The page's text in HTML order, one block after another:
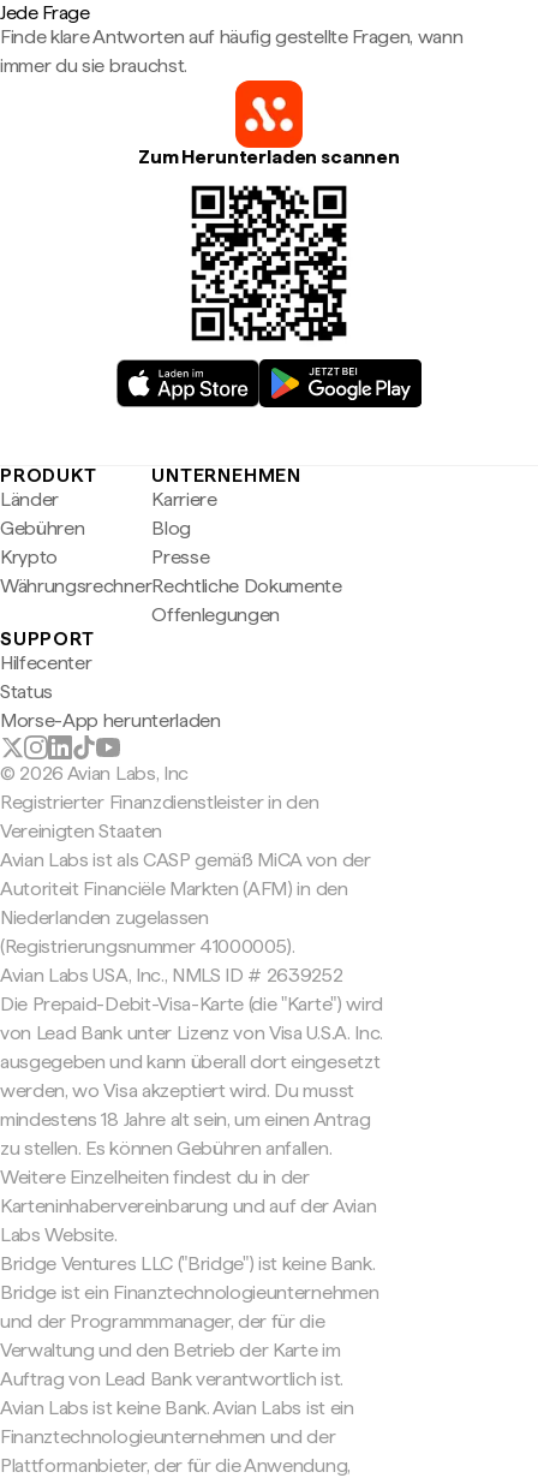
Jede Frage
Finde klare Antworten auf häufig gestellte Fragen, wann
immer du sie brauchst.
Zum Herunterladen scannen
PRODUKT
Länder
Gebühren
Krypto
Währungsrechner
UNTERNEHMEN
Karriere
Blog
Presse
Rechtliche Dokumente
Offenlegungen
SUPPORT
Hilfecenter
Status
Morse-App herunterladen
© 2026 Avian Labs, Inc
Registrierter Finanzdienstleister in den
Vereinigten Staaten
Avian Labs ist als CASP gemäß MiCA von der
Autoriteit Financiële Markten (AFM) in den
Niederlanden zugelassen
(Registrierungsnummer 41000005).
Avian Labs USA, Inc., NMLS ID # 2639252
Die Prepaid-Debit-Visa-Karte (die "Karte") wird
von Lead Bank unter Lizenz von Visa U.S.A. Inc.
ausgegeben und kann überall dort eingesetzt
werden, wo Visa akzeptiert wird. Du musst
mindestens 18 Jahre alt sein, um einen Antrag
zu stellen. Es können Gebühren anfallen.
Weitere Einzelheiten findest du in der
Karteninhabervereinbarung und auf der Avian
Labs Website.
Bridge Ventures LLC ("Bridge") ist keine Bank.
Bridge ist ein Finanztechnologieunternehmen
und der Programmmanager, der für die
Verwaltung und den Betrieb der Karte im
Auftrag von Lead Bank verantwortlich ist.
Avian Labs ist keine Bank. Avian Labs ist ein
Finanztechnologieunternehmen und der
Plattformanbieter, der für die Anwendung,